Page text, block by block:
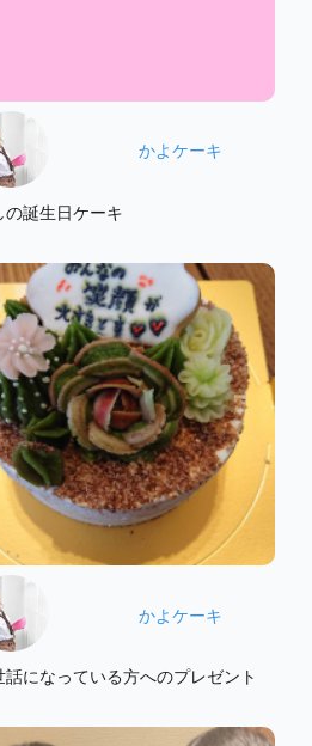
かよケーキ
の誕生日ケーキ
かよケーキ
話になっている方へのプレゼント